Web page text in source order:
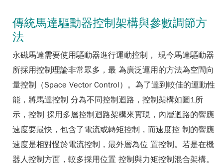
傳統馬達驅動器控制架構與參數調節方
法
永磁馬達需要使用驅動器進行運動控制， 現今馬達驅動器
所採用控制理論非常眾多，最 為廣泛運用的方法為空間向
量控制（Space Vector Control）。為了達到較佳的運動性
能，將馬達控制 分為不同控制迴路，控制架構如圖1所
示，控制 採用多層控制迴路架構來實現，內層迴路的響應
速度要最快，包含了電流或轉矩控制，而速度控 制的響應
速度是相對慢於電流控制，最外層為位 置控制。若是在機
器人控制方面，較多採用位置 控制與力矩控制混合架構。